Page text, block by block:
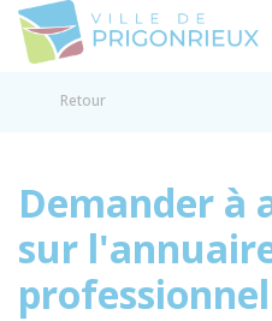
Retour
Demander à
sur
professionnel